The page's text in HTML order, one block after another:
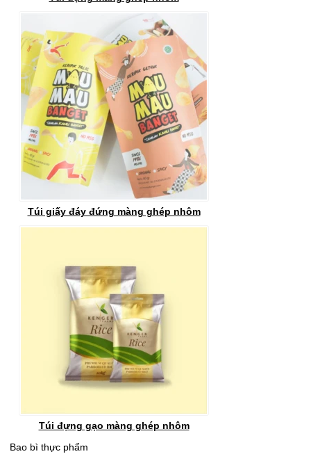
Túi giấy đáy đứng màng ghép nhôm
Túi đựng gạo màng ghép nhôm
Bao bì thực phẩm